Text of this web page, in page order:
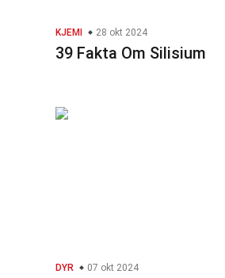
KJEMI 28 okt 2024
39 Fakta Om Silisium
DYR 07 okt 2024